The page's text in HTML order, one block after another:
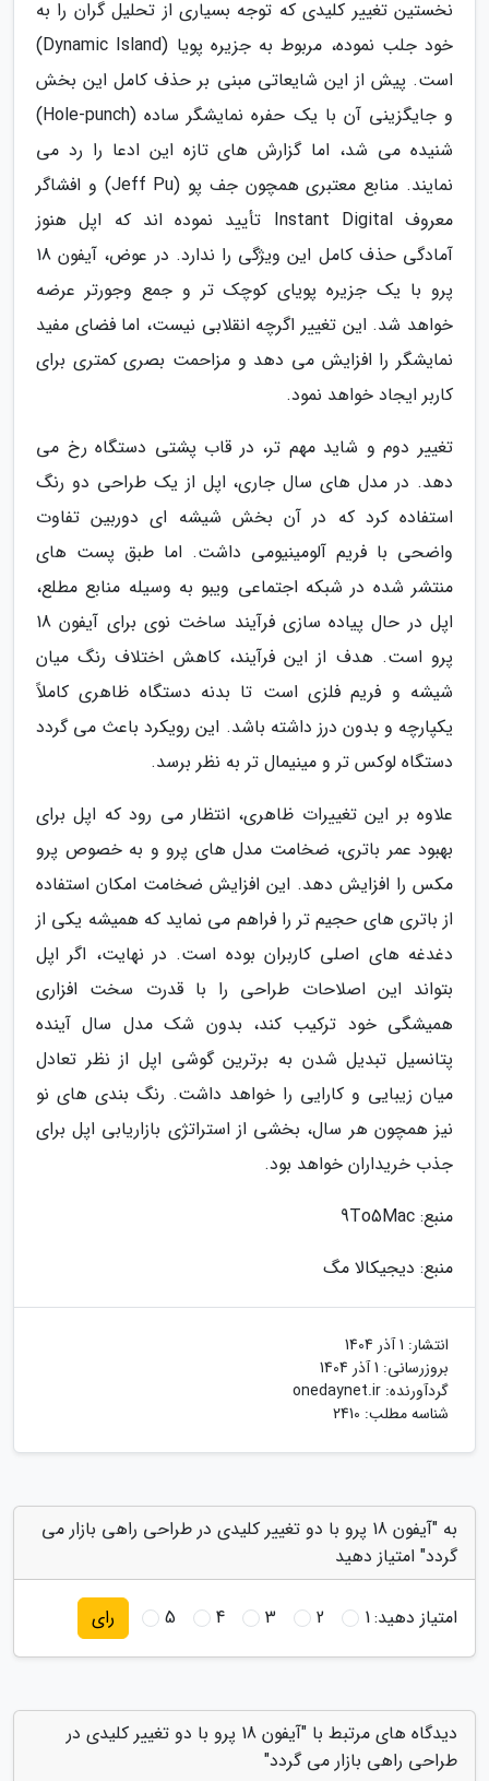
نخستین تغییر کلیدی که توجه بسیاری از تحلیل گران را به
خود جلب نموده، مربوط به جزیره پویا (Dynamic Island)
است. پیش از این شایعاتی مبنی بر حذف کامل این بخش
و جایگزینی آن با یک حفره نمایشگر ساده (Hole-punch)
شنیده می شد، اما گزارش های تازه این ادعا را رد می
نمایند. منابع معتبری همچون جف پو (Jeff Pu) و افشاگر
معروف Instant Digital تأیید نموده اند که اپل هنوز
آمادگی حذف کامل این ویژگی را ندارد. در عوض، آیفون 18
پرو با یک جزیره پویای کوچک تر و جمع وجورتر عرضه
خواهد شد. این تغییر اگرچه انقلابی نیست، اما فضای مفید
نمایشگر را افزایش می دهد و مزاحمت بصری کمتری برای
کاربر ایجاد خواهد نمود.
تغییر دوم و شاید مهم تر، در قاب پشتی دستگاه رخ می
دهد. در مدل های سال جاری، اپل از یک طراحی دو رنگ
استفاده کرد که در آن بخش شیشه ای دوربین تفاوت
واضحی با فریم آلومینیومی داشت. اما طبق پست های
منتشر شده در شبکه اجتماعی ویبو به وسیله منابع مطلع،
اپل در حال پیاده سازی فرآیند ساخت نوی برای آیفون 18
پرو است. هدف از این فرآیند، کاهش اختلاف رنگ میان
شیشه و فریم فلزی است تا بدنه دستگاه ظاهری کاملاً
یکپارچه و بدون درز داشته باشد. این رویکرد باعث می گردد
دستگاه لوکس تر و مینیمال تر به نظر برسد.
علاوه بر این تغییرات ظاهری، انتظار می رود که اپل برای
بهبود عمر باتری، ضخامت مدل های پرو و به خصوص پرو
مکس را افزایش دهد. این افزایش ضخامت امکان استفاده
از باتری های حجیم تر را فراهم می نماید که همیشه یکی از
دغدغه های اصلی کاربران بوده است. در نهایت، اگر اپل
بتواند این اصلاحات طراحی را با قدرت سخت افزاری
همیشگی خود ترکیب کند، بدون شک مدل سال آینده
پتانسیل تبدیل شدن به برترین گوشی اپل از نظر تعادل
میان زیبایی و کارایی را خواهد داشت. رنگ بندی های نو
نیز همچون هر سال، بخشی از استراتژی بازاریابی اپل برای
جذب خریداران خواهد بود.
منبع: 9To5Mac
منبع: دیجیکالا مگ
انتشار: 1 آذر 1404
بروزرسانی: 1 آذر 1404
گردآورنده: onedaynet.ir
شناسه مطلب: 2410
به "آیفون 18 پرو با دو تغییر کلیدی در طراحی راهی بازار می
گردد" امتیاز دهید
امتیاز دهید:1
2
3
4
5 رای
دیدگاه های مرتبط با "آیفون 18 پرو با دو تغییر کلیدی در
طراحی راهی بازار می گردد"